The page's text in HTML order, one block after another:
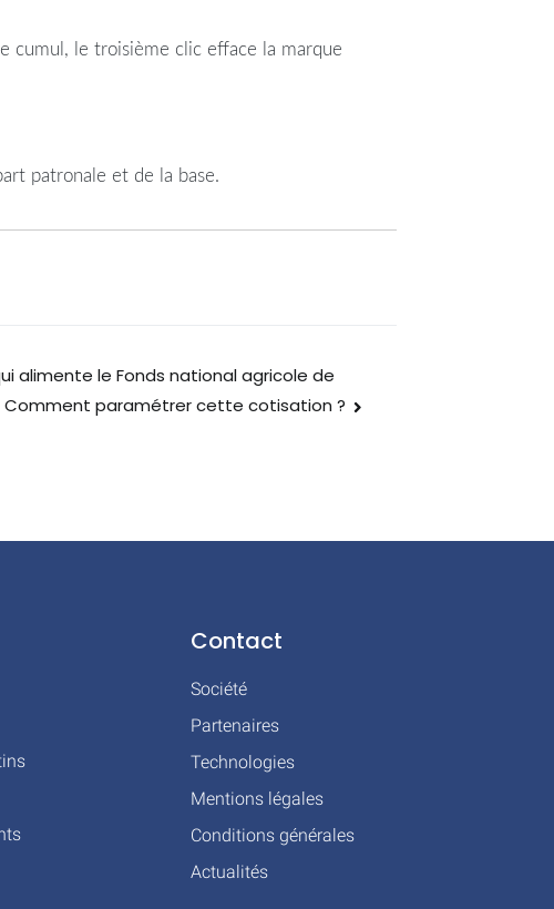
cumul, le troisième clic efface la marque
patronale et de la base.
alimente le Fonds national agricole de
Comment paramétrer cette cotisation ?
Contact
Société
Partenaires
Technologies
Mentions légales
Conditions générales
Actualités